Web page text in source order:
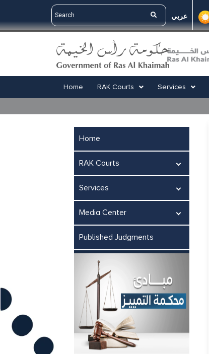
عربي
Home RAK Courts Services
Home
RAK Courts
Services
Media Center
Published Judgments